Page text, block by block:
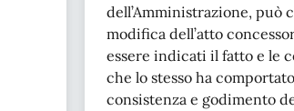
dell’Amministrazione, può
modifica dell’atto
essere indicati il fatto e le
che lo stesso ha
consistenza e godimento